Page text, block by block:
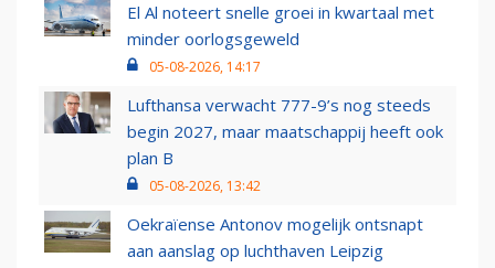
El Al noteert snelle groei in kwartaal met
minder oorlogsgeweld
05-08-2026, 14:17
Lufthansa verwacht 777-9’s nog steeds
begin 2027, maar maatschappij heeft ook
plan B
05-08-2026, 13:42
Oekraïense Antonov mogelijk ontsnapt
aan aanslag op luchthaven Leipzig